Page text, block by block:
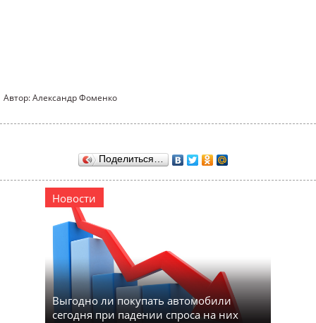
Автор: Александр Фоменко
Поделиться…
Новости
Выгодно ли покупать автомобили
сегодня при падении спроса на них